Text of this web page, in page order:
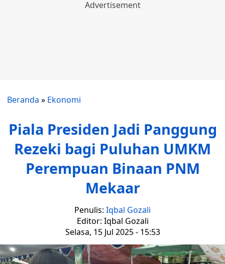
Beranda » Ekonomi
Piala Presiden Jadi Panggung
Rezeki bagi Puluhan UMKM
Perempuan Binaan PNM
Mekaar
Penulis: Iqbal Gozali
Editor: Iqbal Gozali
Selasa, 15 Jul 2025 - 15:53